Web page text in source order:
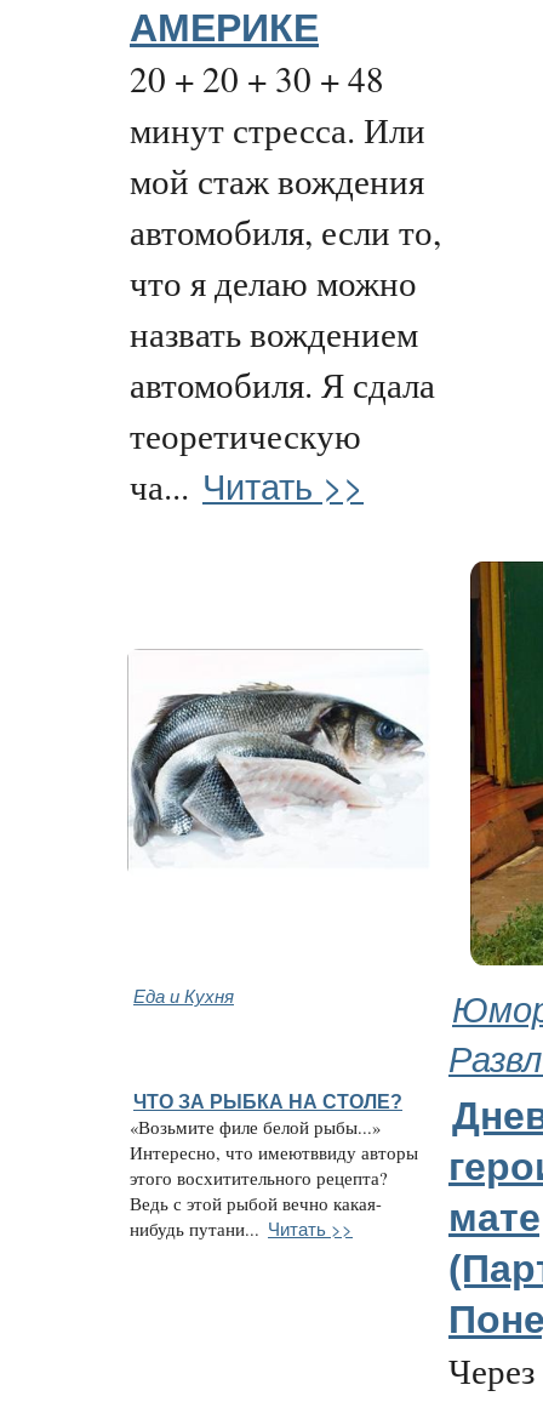
АМЕРИКЕ
20 + 20 + 30 + 48
минут стресса. Или
мой стаж вождения
автомобиля, если то,
что я делаю можно
назвать вождением
автомобиля. Я сдала
теоретическую
ча... Читать >>
Еда и Кухня
ЧТО ЗА РЫБКА НА СТОЛЕ?
«Возьмите филе белой рыбы...»
Интересно, что имеютввиду авторы
этого восхитительного рецепта?
Ведь с этой рыбой вечно какая-
нибудь путани... Читать >>